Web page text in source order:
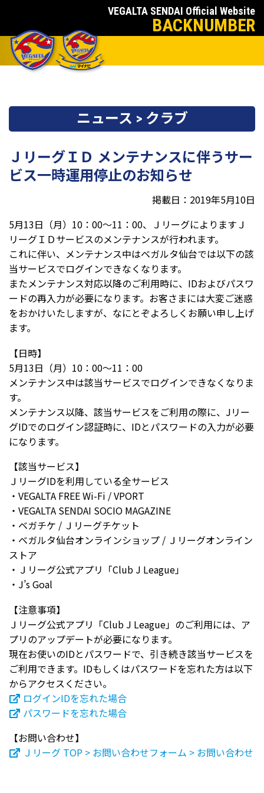
VEGALTA SENDAI Official Website
BACKNUMBER
ニュース > クラブ
ＪリーグＩＤ メンテナンスに伴うサー
ビス一時運用停止のお知らせ
掲載日：2019年5月10日
5月13日（月）10：00～11：00、ＪリーグによりますＪ
リーグＩＤサービスのメンテナンスが行われます。
これに伴い、メンテナンス中はベガルタ仙台では以下の該
当サービスでログインできなくなります。
またメンテナンス対応以降のご利用時に、IDおよびパスワ
ードの再入力が必要になります。お客さまには大変ご迷惑
をおかけいたしますが、なにとぞよろしくお願い申し上げ
ます。
【日時】
5月13日（月）10：00～11：00
メンテナンス中は該当サービスでログインできなくなりま
す。
メンテナンス以降、該当サービスをご利用の際に、Jリー
グIDでのログイン認証時に、IDとパスワードの入力が必要
になります。
【該当サービス】
ＪリーグIDを利用している全サービス
・VEGALTA FREE Wi-Fi / VPORT
・VEGALTA SENDAI SOCIO MAGAZINE
・ベガチケ / Ｊリーグチケット
・ベガルタ仙台オンラインショップ / Ｊリーグオンライン
ストア
・Ｊリーグ公式アプリ「Club J League」
・J’s Goal
【注意事項】
Ｊリーグ公式アプリ「Club J League」のご利用には、ア
プリのアップデートが必要になります。
現在お使いのIDとパスワードで、引き続き該当サービスを
ご利用できます。IDもしくはパスワードを忘れた方は以下
からアクセスください。
ログインIDを忘れた場合
パスワードを忘れた場合
【お問い合わせ】
Ｊリーグ TOP > お問い合わせフォーム > お問い合わせ